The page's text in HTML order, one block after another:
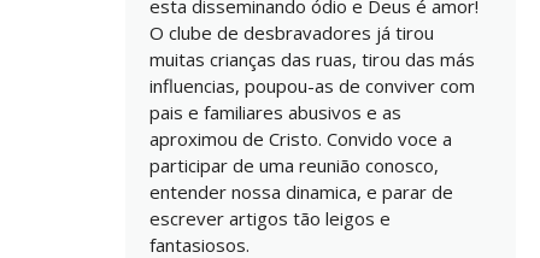
esta disseminando ódio e Deus é amor!
O clube de desbravadores já tirou
muitas crianças das ruas, tirou das más
influencias, poupou-as de conviver com
pais e familiares abusivos e as
aproximou de Cristo. Convido voce a
participar de uma reunião conosco,
entender nossa dinamica, e parar de
escrever artigos tão leigos e
fantasiosos.